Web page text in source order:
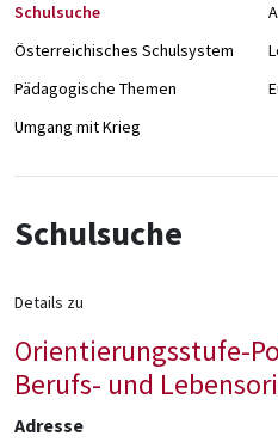
Schulsuche
Österreichisches Schulsystem
Pädagogische Themen
Umgang mit Krieg
Schulsuche
Details zu
Orientierungsstufe-
Berufs- und
Adresse